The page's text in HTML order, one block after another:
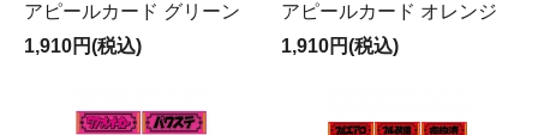
アピールカード グリーン
1,910円(税込)
アピールカード オレンジ
1,910円(税込)